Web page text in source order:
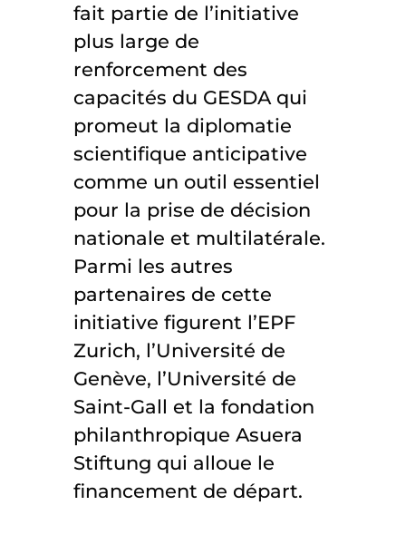
fait partie de l’initiative
plus large de
renforcement des
capacités du GESDA qui
promeut la diplomatie
scientifique anticipative
comme un outil essentiel
pour la prise de décision
nationale et multilatérale.
Parmi les autres
partenaires de cette
initiative figurent l’EPF
Zurich, l’Université de
Genève, l’Université de
Saint-Gall et la fondation
philanthropique Asuera
Stiftung qui alloue le
financement de départ.